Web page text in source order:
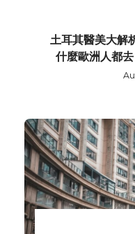
土耳其醫美大解
什麼歐洲人都